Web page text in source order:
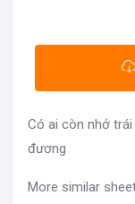
Có ai còn nhớ
đương
More similar